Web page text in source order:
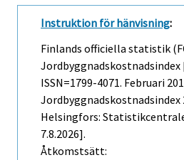
Instruktion för hänvisning:
Finlands officiella statistik
ISSN=1799-4071. Februari
Jordbyggnadskostnadsindex
Helsingfors:
7.8.2026].
Åtkomstsätt: